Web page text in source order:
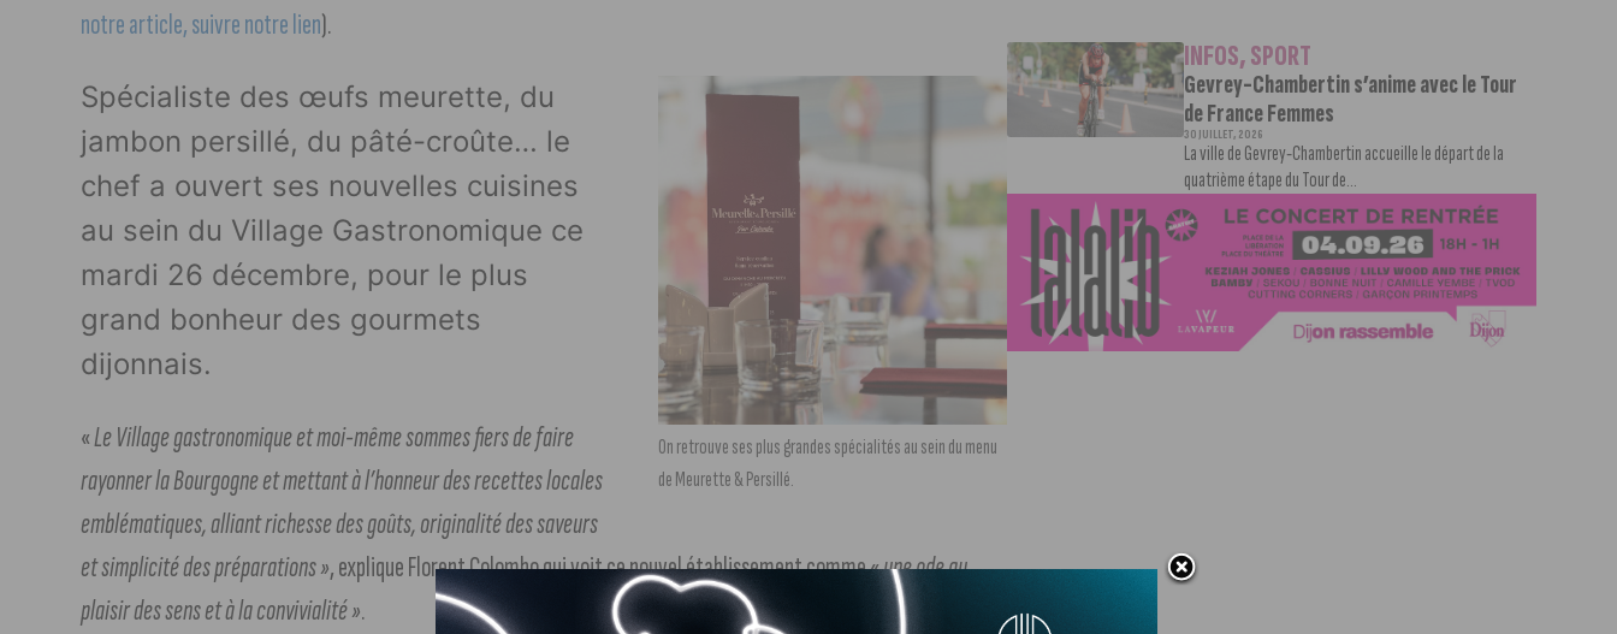
notre article, suivre notre lien).
On retrouve ses plus grandes spécialités au sein du menu
de Meurette & Persillé.
Spécialiste des œufs meurette, du
jambon persillé, du pâté-croûte… le
chef a ouvert ses nouvelles cuisines
au sein du Village Gastronomique ce
mardi 26 décembre, pour le plus
grand bonheur des gourmets
dijonnais.
«Le Village gastronomique et moi-même sommes fiers de faire
rayonner la Bourgogne et mettant à l’honneur des recettes locales
emblématiques, alliant richesse des goûts, originalité des saveurs
et simplicité des préparations », explique Florent Colombo qui voit ce nouvel établissement comme «une ode au
plaisir des sens et à la convivialité ».
INFOS,SPORT
Gevrey-Chambertin s’anime avec le Tour
de France Femmes
30 JUILLET, 2026
La ville de Gevrey-Chambertin accueille le départ de la
quatrième étape du Tour de...